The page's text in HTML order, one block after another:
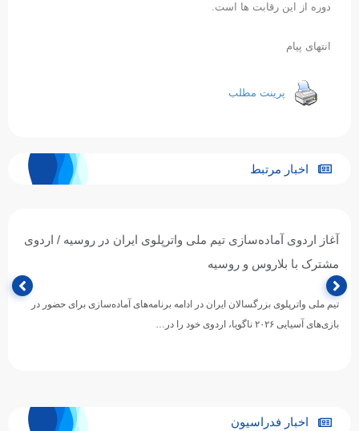
دوره از این رقابت ها است.
انتهای پیام
پرینت مطلب
اخبار مرتبط
آغاز اردوی آماده‌سازی تیم ملی واترپلوی ایران در روسیه / اردوی
مشترک با بلاروس و روسیه
تیم ملی واترپلوی بزرگسالان ایران در ادامه برنامه‌های آماده‌سازی برای حضور در
بازی‌های آسیایی ۲۰۲۶ ناگویا، اردوی خود را در…
اخبار فدراسیون